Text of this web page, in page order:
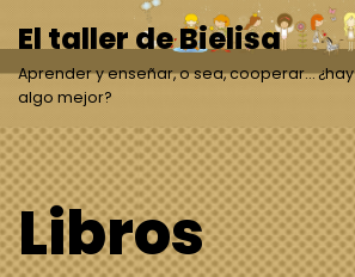
Saltar
al
contenido
El taller de Bielisa
Aprender y enseñar, o sea, cooperar… ¿hay
algo mejor?
Libros